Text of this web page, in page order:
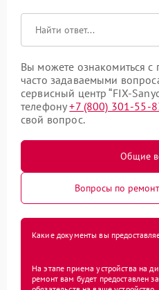
Вы можете ознакомиться
часто задаваемыми
сервисный центр “FIX-
телефону+7 (800) 301-55-
свой вопрос.
Общие
Вопросы по
Какие документы вы
На этапе приема устройства на
ремонт вам будет предоставлен